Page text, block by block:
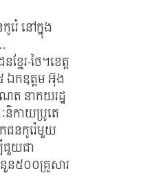
េ នៅក្នុង
ែរ-ថៃ។ខេត្ត
ឯកឧត្ដម អ៊ុង
ត នាកយរដ្ឋ
កាយប្រូតេ
ជនកូរ៉េមួយ
ជួយជា
៥០០គ្រួសារ